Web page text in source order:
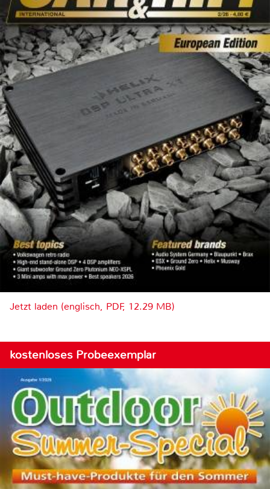
Jetzt laden (englisch, PDF, 12.29 MB)
kostenloses Probeexemplar